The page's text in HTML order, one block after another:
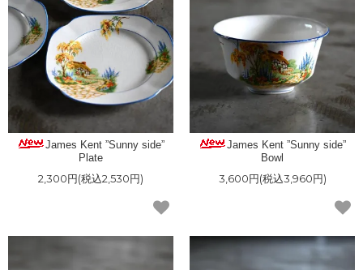
James Kent ”Sunny side”
Plate
2,300円(税込2,530円)
James Kent ”Sunny side”
Bowl
3,600円(税込3,960円)